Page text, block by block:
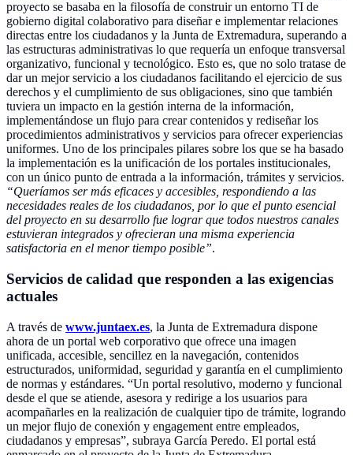
proyecto se basaba en la filosofía de construir un entorno TI de
gobierno digital colaborativo para diseñar e implementar relaciones
directas entre los ciudadanos y la Junta de Extremadura, superando a
las estructuras administrativas lo que requería un enfoque transversal
organizativo, funcional y tecnológico. Esto es, que no solo tratase de
dar un mejor servicio a los ciudadanos facilitando el ejercicio de sus
derechos y el cumplimiento de sus obligaciones, sino que también
tuviera un impacto en la gestión interna de la información,
implementándose un flujo para crear contenidos y rediseñar los
procedimientos administrativos y servicios para ofrecer experiencias
uniformes. Uno de los principales pilares sobre los que se ha basado
la implementación es la unificación de los portales institucionales,
con un único punto de entrada a la información, trámites y servicios.
“Queríamos ser más eficaces y accesibles, respondiendo a las
necesidades reales de los ciudadanos, por lo que el punto esencial
del proyecto en su desarrollo fue lograr que todos nuestros canales
estuvieran integrados y ofrecieran una misma experiencia
satisfactoria en el menor tiempo posible”.
Servicios de calidad que responden a las exigencias
actuales
A través de www.juntaex.es, la Junta de Extremadura dispone
ahora de un portal web corporativo que ofrece una imagen
unificada, accesible, sencillez en la navegación, contenidos
estructurados, uniformidad, seguridad y garantía en el cumplimiento
de normas y estándares. “Un portal resolutivo, moderno y funcional
desde el que se atiende, asesora y redirige a los usuarios para
acompañarles en la realización de cualquier tipo de trámite, logrando
un mejor flujo de conexión y engagement entre empleados,
ciudadanos y empresas”, subraya García Peredo. El portal está